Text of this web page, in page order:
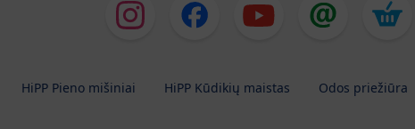
HiPP Pieno mišiniai HiPP Kūdikių maistas Odos priežiūra